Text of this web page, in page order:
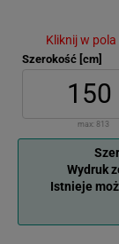
Kliknij w
Szerokość [cm]
max: 813
Wydruk
Istnieje